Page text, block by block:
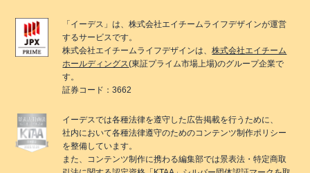
「 イーデス 」は、株式会社エイチームライフデザインが運営
するサービスです。
株式会社エイチームライフデザインは、株式会社エイチーム
ホールディングス(東証プライム市場上場)のグループ企業で
す。
証券コード：3662
イーデスでは各種法律を遵守した広告掲載を行うために、
社内において各種法律遵守のためのコンテンツ制作ポリシー
を整備しています。
また、コンテンツ制作に携わる編集部では景表法・特定商取